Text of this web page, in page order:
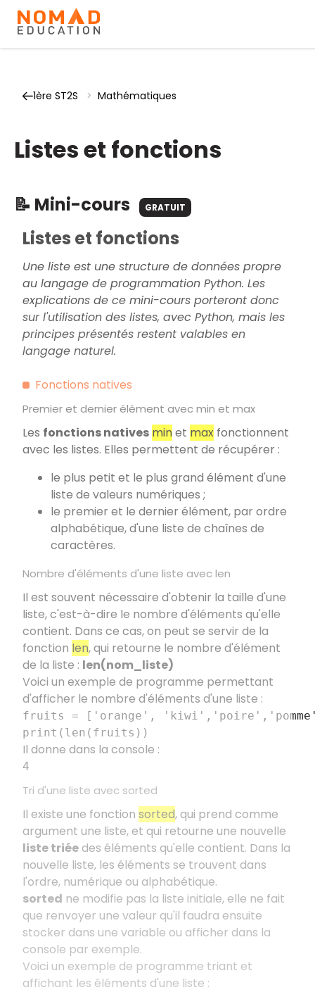
1ère ST2S > Mathématiques
Listes et fonctions
📝 Mini-cours GRATUIT
Listes et fonctions
Une liste est une structure de données propre
au langage de programmation Python. Les
explications de ce mini-cours porteront donc
sur l'utilisation des listes, avec Python, mais les
principes présentés restent valables en
langage naturel.
Fonctions natives
Premier et dernier élément avec min et max
Les fonctions natives minet max fonctionnent
avec les listes. Elles permettent de récupérer :
le plus petit et le plus grand élément d'une
liste de valeurs numériques ;
le premier et le dernier élément, par ordre
alphabétique, d'une liste de chaînes de
caractères.
Nombre d'éléments d'une liste avec len
Il est souvent nécessaire d'obtenir la taille d'une
liste, c'est-à-dire le nombre d'éléments qu'elle
contient. Dans ce cas, on peut se servir de la
fonction len, qui retourne le nombre d'élément
de la liste : len(nom_liste)
Voici un exemple de programme permettant
d'afficher le nombre d'éléments d'une liste :
fruits = ['orange',
print(len(fruits))
Il donne dans la console :
4
Tri d'une liste avec sorted
Il existe une fonction sorted, qui prend comme
argument une liste, et qui retourne une nouvelle
liste triée des éléments qu'elle contient. Dans la
nouvelle liste, les éléments se trouvent dans
l'ordre, numérique ou alphabétique.
sorted ne modifie pas la liste initiale, elle ne fait
que renvoyer une valeur qu'il faudra ensuite
stocker dans une variable ou afficher dans la
console par exemple.
Voici un exemple de programme triant et
affichant les éléments d'une liste :